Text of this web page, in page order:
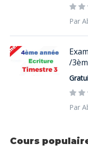
Par
/
Par
Cours